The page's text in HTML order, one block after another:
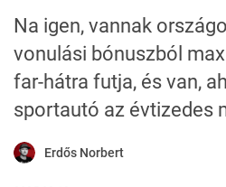
Na igen, vannak
vonulási bónuszból
far-hátra futja, és van,
sportautó az évtizedes
Erdős Norbert